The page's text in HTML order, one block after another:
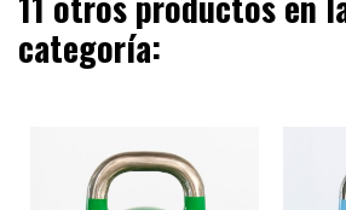
categoría: